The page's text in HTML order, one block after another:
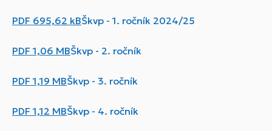
PDF 695,62 kBŠkvp - 1. ročník 2024/25
PDF1,06 MBŠkvp - 2. ročník
PDF1,19 MBŠkvp - 3. ročník
PDF1,12 MBŠkvp - 4. ročník